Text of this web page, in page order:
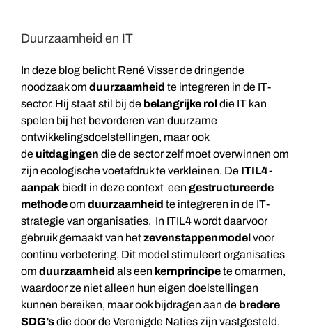
Duurzaamheid en IT
In deze blog belicht René Visser de dringende
noodzaak om duurzaamheid te integreren in de IT-
sector. Hij staat stil bij de belangrijke roldie IT kan
spelen bij het bevorderen van duurzame
ontwikkelingsdoelstellingen, maar ook
de uitdagingen die de sector zelf moet overwinnen om
zijn ecologische voetafdruk te verkleinen. De ITIL4-
aanpak biedt in deze context een gestructureerde
methodeom duurzaamheid te integreren in de IT-
strategie van organisaties. In ITIL4 wordt daarvoor
gebruik gemaakt van hetzevenstappenmodelvoor
continu verbetering. Dit model stimuleert organisaties
om duurzaamheid als een kernprincipete omarmen,
waardoor ze niet alleen hun eigen doelstellingen
kunnen bereiken, maar ook bijdragen aan de bredere
SDG’sdie door de Verenigde Naties zijn vastgesteld.